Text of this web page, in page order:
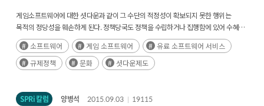
게임소프트웨어에 대한 셧다운과 같이 그 수단의 적정성이 확보되지 못한 행위는
목적의 정당성을 훼손하게 된다. 정책당국도 정책을 수립하거나 집행함에 있어 수혜
(受惠)가 아닌 균형(均衡)을 통해 가치를 높이는 것에 있음을 이해할 필요가 있다.
소프트웨어 게임 소프트웨어
유료 소프트웨어 서비스
규제정책
문화 셧다운제도
SPRi 칼럼 양병석 2015.09.03 19115